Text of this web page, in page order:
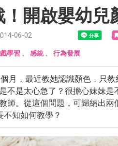
開啟嬰幼兒
06-02
學習 、 感統、 行為發展
個月，最近教她認識顏色，只
不是太心急了？很擔心妹妹
師。從這個問題，可歸納出
不知如何教學？